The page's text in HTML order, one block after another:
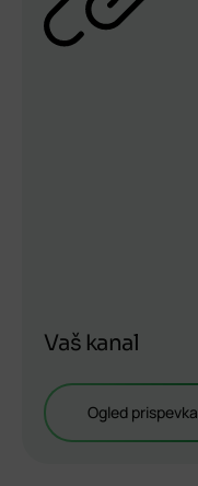
Vaš kanal
Ogled prispevka